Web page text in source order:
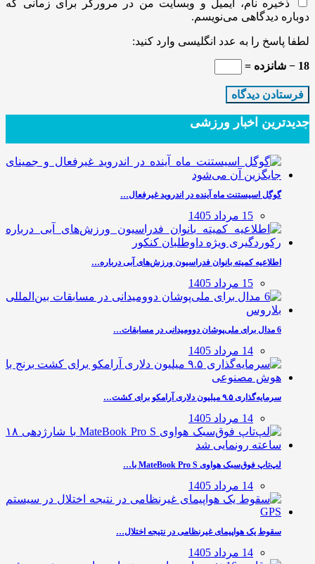
ذخیره نام، ایمیل و وبسایت من در مرورگر برای زمانی که
دوباره دیدگاهی می‌نویسم.
لطفا پاسخ را به عدد انگلیسی وارد کنید:
18 − شانزده =
جدیدترین‌ اخبار ورزشی
گوگل اسیستنت ماه آینده در اندروید غیرفعال…
15 مرداد 1405
اطلاعیه کمیته بانوان فدراسیون ورزش‌های آبی درباره…
15 مرداد 1405
6 مدال برای ملی‌پوشان دوومیدانی در مسابقات…
14 مرداد 1405
سرمایه‌گذاری ۹.۵ میلیون دلاری آرامکو برای کشت…
14 مرداد 1405
لپ‌تاپ فوق‌سبک هواوی MateBook Pro S با…
14 مرداد 1405
سقوط یک هواپیمای غیرنظامی در نتیجه اختلال…
14 مرداد 1405